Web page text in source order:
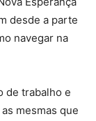
desde a parte
navegar na
de trabalho e
mesmas que